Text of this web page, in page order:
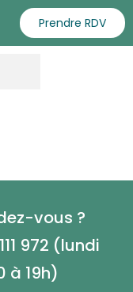
Prendre RDV
vous ?
972 (lundi
à 19h)